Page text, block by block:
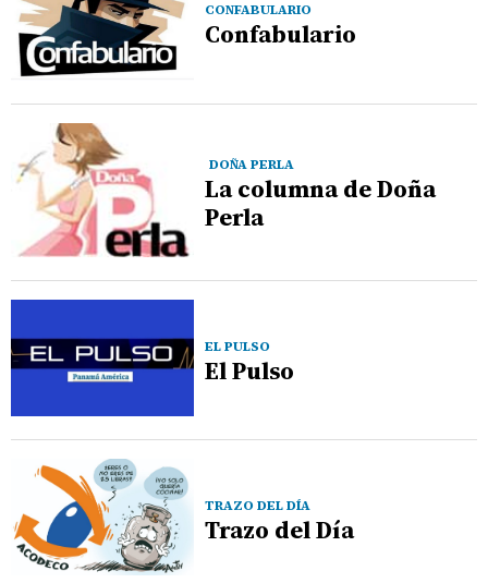
CONFABULARIO
Confabulario
DOÑA PERLA
La columna de Doña
Perla
EL PULSO
El Pulso
TRAZO DEL DÍA
Trazo del Día